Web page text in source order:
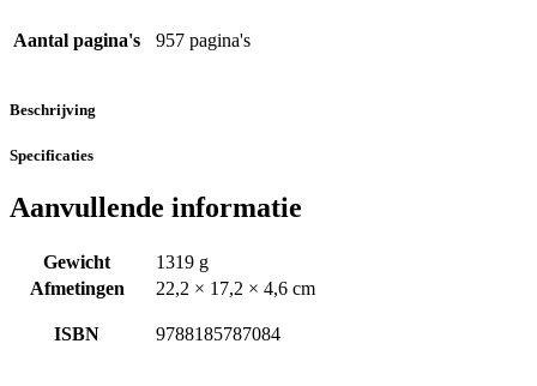
Aantal pagina's 957 pagina's
Beschrijving
Specificaties
Aanvullende informatie
Gewicht
1319 g
Afmetingen
22,2 × 17,2 × 4,6 cm
ISBN 9788185787084